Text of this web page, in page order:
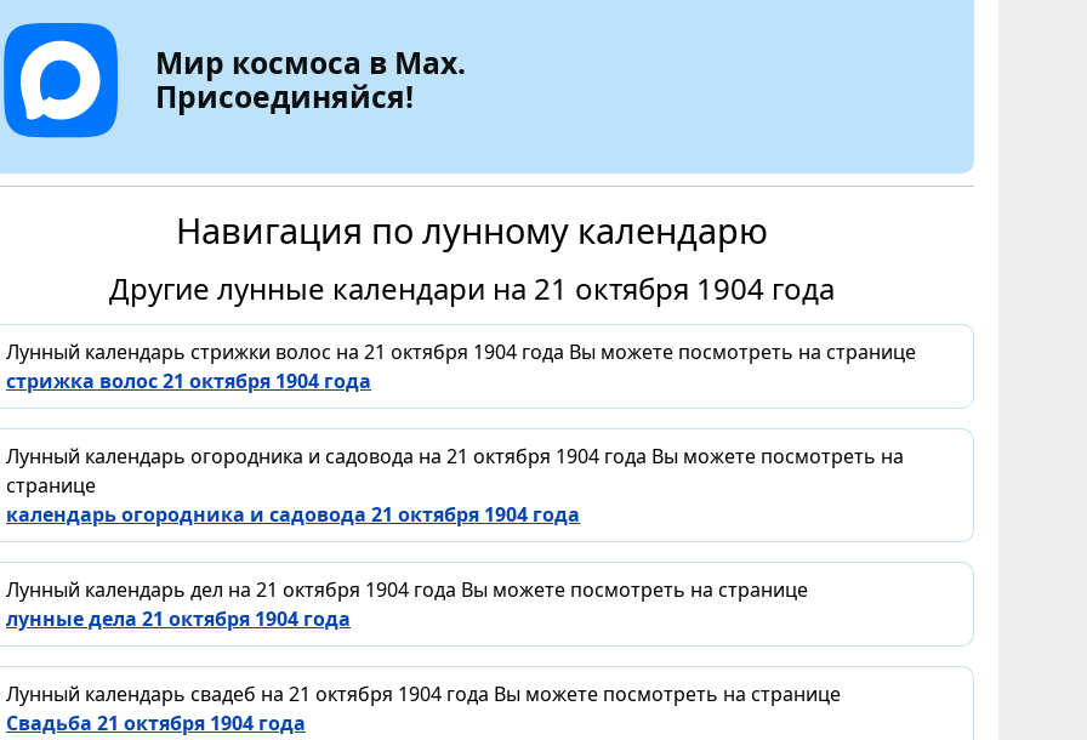
Мир космоса в Max.
Присоединяйся!
Навигация по лунному календарю
Другие лунные календари на 21 октября 1904 года
Лунный календарь стрижки волос на 21 октября 1904 года Вы можете посмотреть на странице
стрижка волос 21 октября 1904 года
Лунный календарь огородника и садовода на 21 октября 1904 года Вы можете посмотреть на
странице
календарь огородника и садовода 21 октября 1904 года
Лунный календарь дел на 21 октября 1904 года Вы можете посмотреть на странице
лунные дела 21 октября 1904 года
Лунный календарь свадеб на 21 октября 1904 года Вы можете посмотреть на странице
Свадьба 21 октября 1904 года